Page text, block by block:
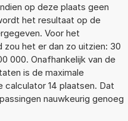
op deze plaats geen
het resultaat op de
Voor het
het er dan zo uitzien: 30
000. Onafhankelijk van de
is de maximale
calculator 14 plaatsen. Dat
nauwkeurig genoeg